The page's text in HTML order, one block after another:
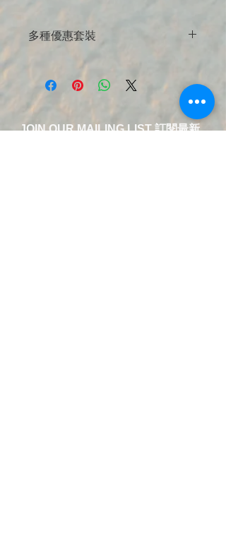
多種優惠套裝
JOIN OUR MAILING LIST 訂閱最新